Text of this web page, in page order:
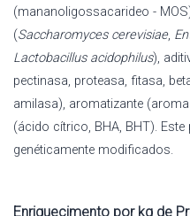
(mananoligossacarideo -
(Saccharomyces cerevisiae,
Lactobacillus acidophilus),
pectinasa, proteasa, fitasa,
amilasa), aromatizante
(ácido cítrico, BHA, BHT).
genéticamente modificados.
Enriquecimento por kg de